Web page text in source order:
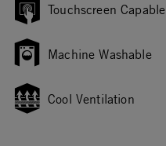
Touchscreen Capable
Machine Washable
Cool Ventilation